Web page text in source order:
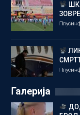
Галерија